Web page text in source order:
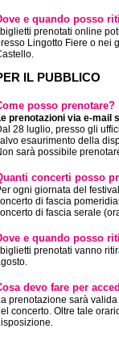
e quando posso
prenotati online
Lingotto Fiere o nei
IL PUBBLICO
posso prenotare?
prenotazioni via e-mail
28 luglio, presso gli
esaurimento della
sarà possibile
concerti posso
ogni giornata del
di fascia
di fascia serale
e quando posso
I biglietti prenotati vanno
devo fare per
prenotazione sarà
concerto. Oltre tale